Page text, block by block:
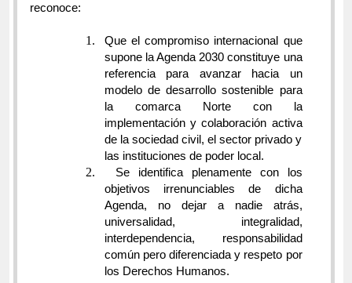
reconoce:
1.
Que el compromiso internacional que
supone la Agenda 2030 constituye una
referencia para avanzar hacia un
modelo de desarrollo sostenible para
la comarca Norte con la
implementación y colaboración activa
de la sociedad civil, el sector privado y
las instituciones de poder local.
2.
Se identifica plenamente con los
objetivos irrenunciables de dicha
Agenda, no dejar a nadie atrás,
universalidad, integralidad,
interdependencia, responsabilidad
común pero diferenciada y respeto por
los Derechos Humanos.